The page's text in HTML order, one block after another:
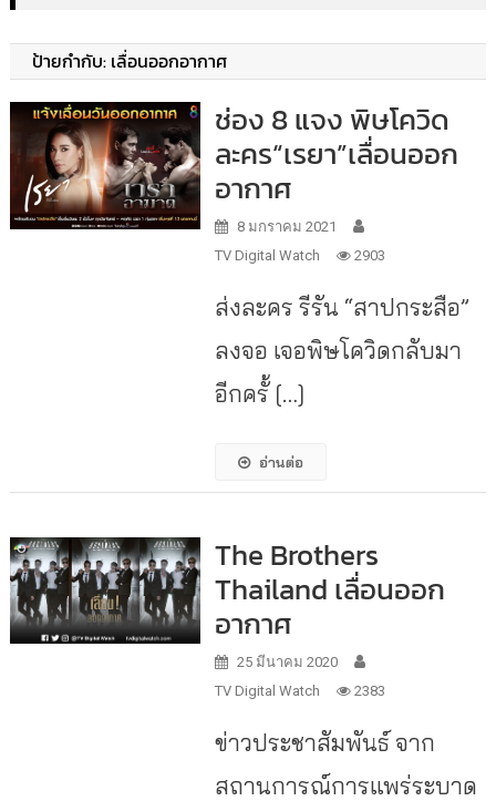
ป้ายกำกับ: เลื่อนออกอากาศ
ช่อง 8 แจง พิษโควิด
ละคร“เรยา”เลื่อนออก
อากาศ
8 มกราคม 2021
TV Digital Watch
2903
ส่งละคร รีรัน “สาปกระสือ”
ลงจอ เจอพิษโควิดกลับมา
อีกครั้ […]
อ่านต่อ
The Brothers
Thailand เลื่อนออก
อากาศ
25 มีนาคม 2020
TV Digital Watch
2383
ข่าวประชาสัมพันธ์ จาก
สถานการณ์การแพร่ระบาด